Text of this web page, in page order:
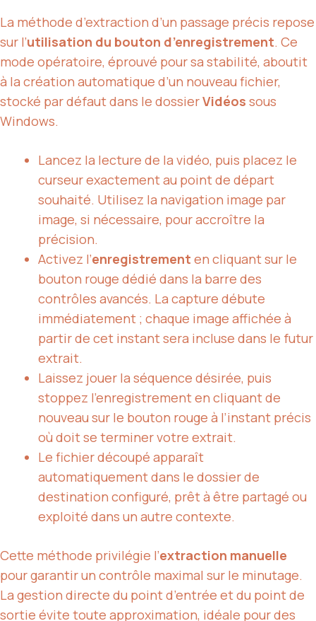
La méthode d’extraction d’un passage précis repose
sur l’utilisation du bouton d’enregistrement. Ce
mode opératoire, éprouvé pour sa stabilité, aboutit
à la création automatique d’un nouveau fichier,
stocké par défaut dans le dossierVidéos sous
Windows.
Lancez la lecture de la vidéo, puis placez le
curseur exactement au point de départ
souhaité. Utilisez la navigation image par
image, si nécessaire, pour accroître la
précision.
Activez l’enregistrement en cliquant sur le
bouton rouge dédié dans la barre des
contrôles avancés. La capture débute
immédiatement ; chaque image affichée à
partir de cet instant sera incluse dans le futur
extrait.
Laissez jouer la séquence désirée, puis
stoppez l’enregistrement en cliquant de
nouveau sur le bouton rouge à l’instant précis
où doit se terminer votre extrait.
Le fichier découpé apparaît
automatiquement dans le dossier de
destination configuré, prêt à être partagé ou
exploité dans un autre contexte.
Cette méthode privilégie l’extraction manuelle
pour garantir un contrôle maximal sur le minutage.
La gestion directe du point d’entrée et du point de
sortie évite toute approximation, idéale pour des